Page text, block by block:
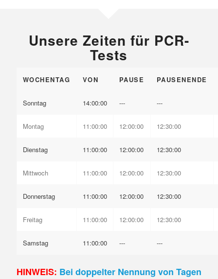
Unsere Zeiten für PCR-
Tests
WOCHENTAG VON PAUSE PAUSENENDE
Sonntag 14:00:00 --- ---
Montag 11:00:00 12:00:00 12:30:00
Dienstag 11:00:00 12:00:00 12:30:00
Mittwoch 11:00:00 12:00:00 12:30:00
Donnerstag 11:00:00 12:00:00 12:30:00
Freitag 11:00:00 12:00:00 12:30:00
Samstag 11:00:00 --- ---
HINWEIS: Bei doppelter Nennung von Tagen